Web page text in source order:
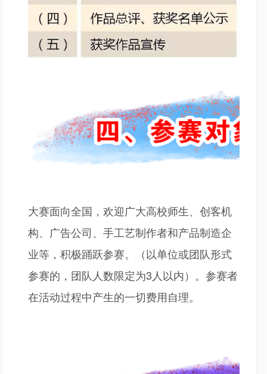
大赛面向全国，欢迎广大高校师生、创客机
构、广告公司、手工艺制作者和产品制造企
业等，积极踊跃参赛。（以单位或团队形式
参赛的，团队人数限定为3人以内）。参赛者
在活动过程中产生的一切费用自理。